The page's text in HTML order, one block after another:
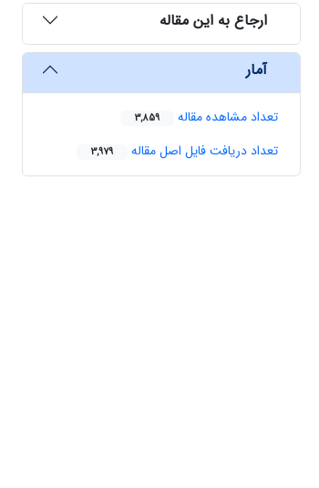
ارجاع به این مقاله
آمار
تعداد مشاهده مقاله 3,859
تعداد دریافت فایل اصل مقاله 3,979